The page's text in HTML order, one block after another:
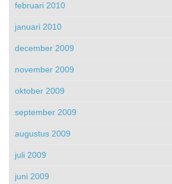
februari 2010
januari 2010
december 2009
november 2009
oktober 2009
september 2009
augustus 2009
juli 2009
juni 2009